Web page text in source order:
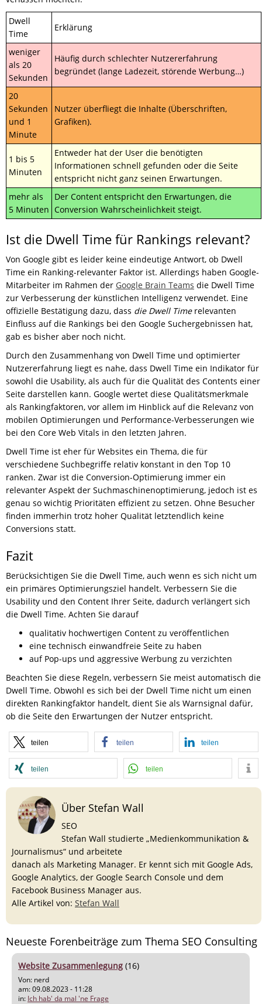
Dwell
Time
Erklärung
weniger
als 20
Sekunden
Häufig durch schlechter Nutzererfahrung
begründet (lange Ladezeit, störende Werbung…)
20
Sekunden
und 1
Minute
Nutzer überfliegt die Inhalte (Überschriften,
Grafiken).
1 bis 5
Minuten
Entweder hat der User die benötigten
Informationen schnell gefunden oder die Seite
entspricht nicht ganz seinen Erwartungen.
mehr als
5 Minuten
Der Content entspricht den Erwartungen, die
Conversion Wahrscheinlichkeit steigt.
Ist die Dwell Time für Rankings relevant?
Von Google gibt es leider keine eindeutige Antwort, ob Dwell
Time ein Ranking-relevanter Faktor ist. Allerdings haben Google-
Mitarbeiter im Rahmen der Google Brain Teams die Dwell Time
zur Verbesserung der künstlichen Intelligenz verwendet. Eine
offizielle Bestätigung dazu, dass die Dwell Timerelevanten
Einfluss auf die Rankings bei den Google Suchergebnissen hat,
gab es bisher aber noch nicht.
Durch den Zusammenhang von Dwell Time und optimierter
Nutzererfahrung liegt es nahe, dass Dwell Time ein Indikator für
sowohl die Usability, als auch für die Qualität des Contents einer
Seite darstellen kann. Google wertet diese Qualitätsmerkmale
als Rankingfaktoren, vor allem im Hinblick auf die Relevanz von
mobilen Optimierungen und Performance-Verbesserungen wie
bei den Core Web Vitals in den letzten Jahren.
Dwell Time ist eher für Websites ein Thema, die für
verschiedene Suchbegriffe relativ konstant in den Top 10
ranken. Zwar ist die Conversion-Optimierung immer ein
relevanter Aspekt der Suchmaschinenoptimierung, jedoch ist es
genau so wichtig Prioritäten effizient zu setzen. Ohne Besucher
finden immerhin trotz hoher Qualität letztendlich keine
Conversions statt.
Fazit
Berücksichtigen Sie die Dwell Time, auch wenn es sich nicht um
ein primäres Optimierungsziel handelt. Verbessern Sie die
Usability und den Content Ihrer Seite, dadurch verlängert sich
die Dwell Time. Achten Sie darauf
qualitativ hochwertigen Content zu veröffentlichen
eine technisch einwandfreie Seite zu haben
auf Pop-ups und aggressive Werbung zu verzichten
Beachten Sie diese Regeln, verbessern Sie meist automatisch die
Dwell Time. Obwohl es sich bei der Dwell Time nicht um einen
direkten Rankingfaktor handelt, dient Sie als Warnsignal dafür,
ob die Seite den Erwartungen der Nutzer entspricht.
teilen teilen teilen
teilen teilen
Über Stefan Wall
SEO
Stefan Wall studierte „Medienkommunikation &
Journalismus“ und arbeitete
danach als Marketing Manager. Er kennt sich mit Google Ads,
Google Analytics, der Google Search Console und dem
Facebook Business Manager aus.
Alle Artikel von: Stefan Wall
Neueste Forenbeiträge zum Thema SEO Consulting
Website Zusammenlegung (16)
Von: nerd
am: 09.08.2023 - 11:28
in: Ich hab' da mal 'ne Frage